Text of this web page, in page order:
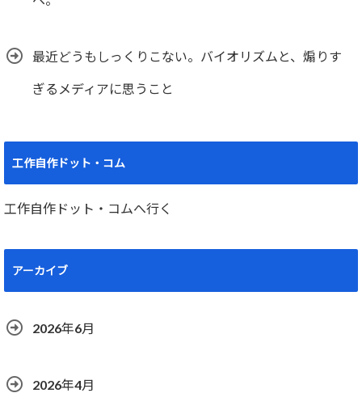
最近どうもしっくりこない。バイオリズムと、煽りす
ぎるメディアに思うこと
工作自作ドット・コム
工作自作ドット・コムへ行く
アーカイブ
2026年6月
2026年4月